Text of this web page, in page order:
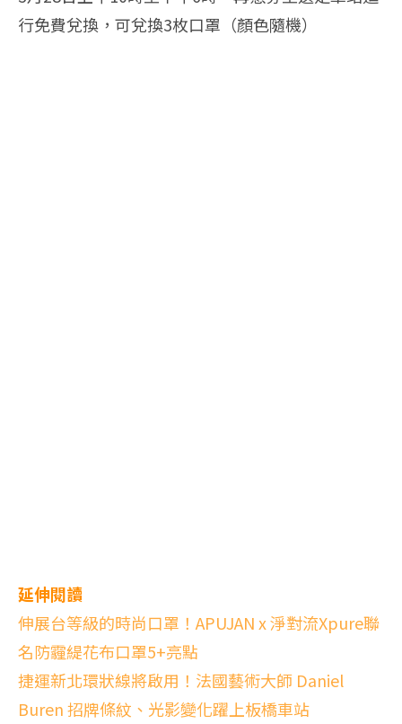
行免費兌換，可兌換3枚口罩（顏色隨機）
延伸閱讀
伸展台等級的時尚口罩！APUJAN x 淨對流Xpure聯
名防霾緹花布口罩5+亮點
捷運新北環狀線將啟用！法國藝術大師 Daniel
Buren 招牌條紋、光影變化躍上板橋車站